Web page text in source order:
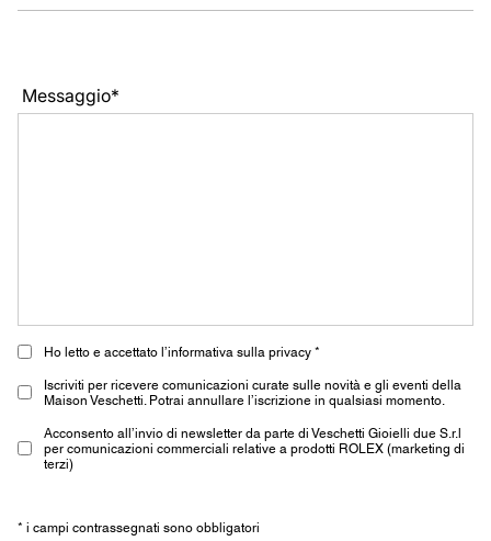
Messaggio*
Ho letto e accettato l’informativa sulla privacy *
Iscriviti per ricevere comunicazioni curate sulle novità e gli eventi della
Maison Veschetti. Potrai annullare l’iscrizione in qualsiasi momento.
Acconsento all’invio di newsletter da parte di Veschetti Gioielli due S.r.l
per comunicazioni commerciali relative a prodotti ROLEX (marketing di
terzi)
* i campi contrassegnati sono obbligatori